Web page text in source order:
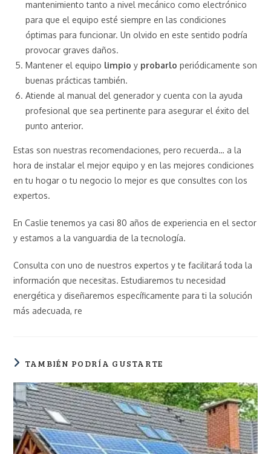
mantenimiento tanto a nivel mecánico como electrónico
para que el equipo esté siempre en las condiciones
óptimas para funcionar. Un olvido en este sentido podría
provocar graves daños.
Mantener el equipo limpio y probarlo periódicamente son
buenas prácticas también.
Atiende al manual del generador y cuenta con la ayuda
profesional que sea pertinente para asegurar el éxito del
punto anterior.
Estas son nuestras recomendaciones, pero recuerda… a la
hora de instalar el mejor equipo y en las mejores condiciones
en tu hogar o tu negocio lo mejor es que consultes con los
expertos.
En Caslie tenemos ya casi 80 años de experiencia en el sector
y estamos a la vanguardia de la tecnología.
Consulta con uno de nuestros expertos y te facilitará toda la
información que necesitas. Estudiaremos tu necesidad
energética y diseñaremos específicamente para ti la solución
más adecuada, re
TAMBIÉN PODRÍA GUSTARTE